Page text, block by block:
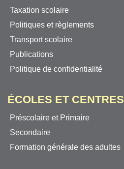
Taxation scolaire
Politiques et règlements
Transport scolaire
Publications
Politique de confidentialité
ÉCOLES ET CENTRES
Préscolaire et Primaire
Secondaire
Formation générale des adultes